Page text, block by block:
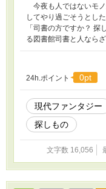
今夜も人ではないモ
してやり過ごそうとし
「司書の方ですか？
る図書館司書と人ならざ
24h.ポイント 0pt
現代ファンタジー
探しもの
文字数 16,056